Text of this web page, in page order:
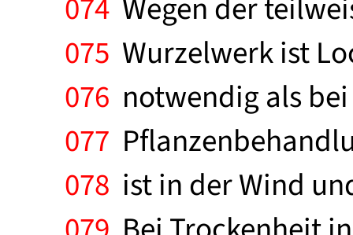
074 Wegen der
075 Wurzelwerk ist
076 notwendig als
077
078 ist in der Wind